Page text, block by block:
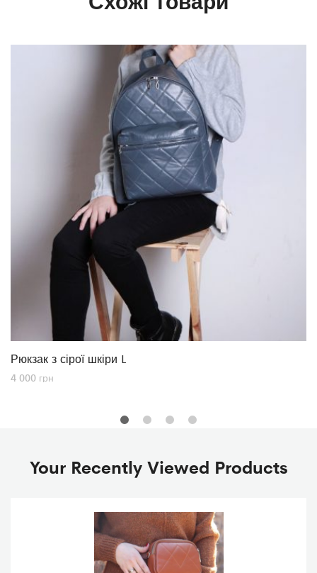
Рюкзак з сірої шкіри L
4 000 грн
Your Recently Viewed Products